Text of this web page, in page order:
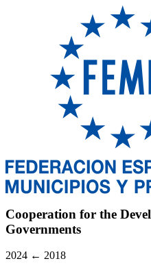
Cooperation for the
Governments
2024 ← 2018